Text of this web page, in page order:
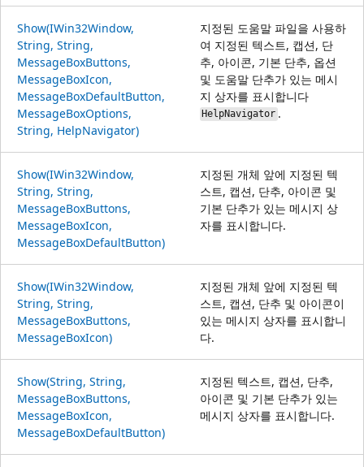
Show(IWin32Window,
String, String,
MessageBoxButtons,
MessageBoxIcon,
MessageBoxDefaultButton,
MessageBoxOptions,
String, HelpNavigator)
지정된 도움말 파일을 사용하
여 지정된 텍스트, 캡션, 단
추, 아이콘, 기본 단추, 옵션
및 도움말 단추가 있는 메시
지 상자를 표시합니다
HelpNavigator .
Show(IWin32Window,
String, String,
MessageBoxButtons,
MessageBoxIcon,
MessageBoxDefaultButton)
지정된 개체 앞에 지정된 텍
스트, 캡션, 단추, 아이콘 및
기본 단추가 있는 메시지 상
자를 표시합니다.
Show(IWin32Window,
String, String,
MessageBoxButtons,
MessageBoxIcon)
지정된 개체 앞에 지정된 텍
스트, 캡션, 단추 및 아이콘이
있는 메시지 상자를 표시합니
다.
Show(String, String,
MessageBoxButtons,
MessageBoxIcon,
MessageBoxDefaultButton)
지정된 텍스트, 캡션, 단추,
아이콘 및 기본 단추가 있는
메시지 상자를 표시합니다.